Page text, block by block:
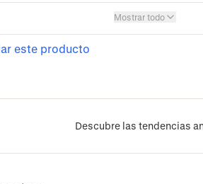
Mostrar todo
este producto
Descubre las tendencias